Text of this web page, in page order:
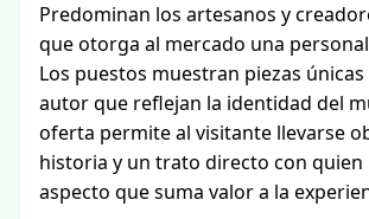
Predominan los artesanos y
que otorga al mercado una
Los puestos muestran piezas
autor que reflejan la identidad del
oferta permite al visitante llevarse
historia y un trato directo con quien
aspecto que suma valor a la